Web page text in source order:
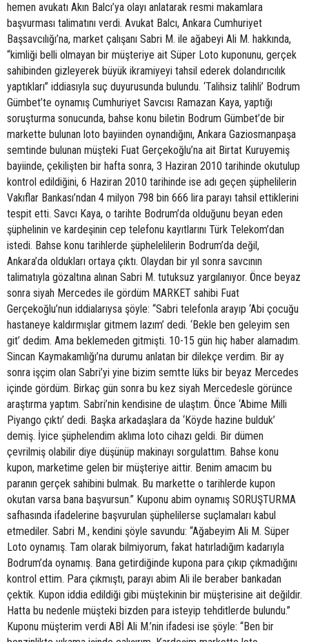
hemen avukatı Akın Balcı’ya olayı anlatarak resmi makamlara
başvurması talimatını verdi. Avukat Balcı, Ankara Cumhuriyet
Başsavcılığı’na, market çalışanı Sabri M. ile ağabeyi Ali M. hakkında,
“kimliği belli olmayan bir müşteriye ait Süper Loto kuponunu, gerçek
sahibinden gizleyerek büyük ikramiyeyi tahsil ederek dolandırıcılık
yaptıkları” iddiasıyla suç duyurusunda bulundu. ‘Talihsiz talihli’ Bodrum
Gümbet’te oynamış Cumhuriyet Savcısı Ramazan Kaya, yaptığı
soruşturma sonucunda, bahse konu biletin Bodrum Gümbet’de bir
markette bulunan loto bayiinden oynandığını, Ankara Gaziosmanpaşa
semtinde bulunan müşteki Fuat Gerçekoğlu’na ait Birtat Kuruyemiş
bayiinde, çekilişten bir hafta sonra, 3 Haziran 2010 tarihinde okutulup
kontrol edildiğini, 6 Haziran 2010 tarihinde ise adı geçen şüphelilerin
Vakıflar Bankası’ndan 4 milyon 798 bin 666 lira parayı tahsil ettiklerini
tespit etti. Savcı Kaya, o tarihte Bodrum’da olduğunu beyan eden
şüphelinin ve kardeşinin cep telefonu kayıtlarını Türk Telekom’dan
istedi. Bahse konu tarihlerde şüphelelilerin Bodrum’da değil,
Ankara’da oldukları ortaya çıktı. Olaydan bir yıl sonra savcının
talimatıyla gözaltına alınan Sabri M. tutuksuz yargılanıyor. Önce beyaz
sonra siyah Mercedes ile gördüm MARKET sahibi Fuat
Gerçekoğlu’nun iddialarıysa şöyle: “Sabri telefonla arayıp ‘Abi çocuğu
hastaneye kaldırmışlar gitmem lazım’ dedi. ‘Bekle ben geleyim sen
git’ dedim. Ama beklemeden gitmişti. 10-15 gün hiç haber alamadım.
Sincan Kaymakamlığı’na durumu anlatan bir dilekçe verdim. Bir ay
sonra işçim olan Sabri’yi yine bizim semtte lüks bir beyaz Mercedes
içinde gördüm. Birkaç gün sonra bu kez siyah Mercedesle görünce
araştırma yaptım. Sabri’nin kendisine de ulaştım. Önce ‘Abime Milli
Piyango çıktı’ dedi. Başka arkadaşlara da ‘Köyde hazine bulduk’
demiş. İyice şüphelendim aklıma loto cihazı geldi. Bir dümen
çevrilmiş olabilir diye düşünüp makinayı sorgulattım. Bahse konu
kupon, marketime gelen bir müşteriye aittir. Benim amacım bu
paranın gerçek sahibini bulmak. Bu markette o tarihlerde kupon
okutan varsa bana başvursun.” Kuponu abim oynamış SORUŞTURMA
safhasında ifadelerine başvurulan şüphelilerse suçlamaları kabul
etmediler. Sabri M., kendini şöyle savundu: “Ağabeyim Ali M. Süper
Loto oynamış. Tam olarak bilmiyorum, fakat hatırladığım kadarıyla
Bodrum’da oynamış. Bana getirdiğinde kupona para çıkıp çıkmadığını
kontrol ettim. Para çıkmıştı, parayı abim Ali ile beraber bankadan
çektik. Kupon iddia edildiği gibi müştekinin bir müşterisine ait değildir.
Hatta bu nedenle müşteki bizden para isteyip tehditlerde bulundu.”
Kuponu müşterim verdi ABİ Ali M.’nin ifadesi ise şöyle: “Ben bir